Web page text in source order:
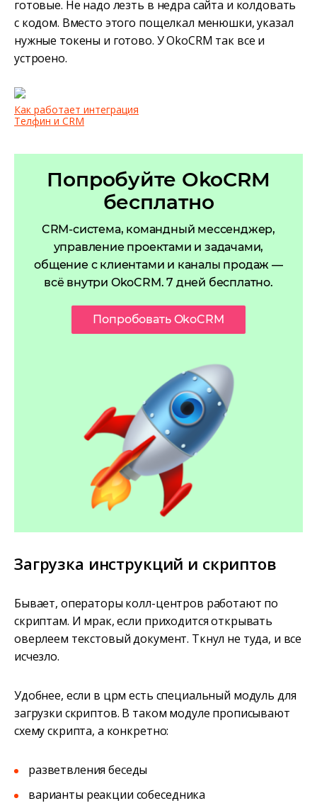
готовые. Не надо лезть в недра сайта и колдовать
с кодом. Вместо этого пощелкал менюшки, указал
нужные токены и готово. У OkoCRM так все и
устроено.
Как работает интеграция
Телфин и CRM
Попробуйте OkoCRM
бесплатно
CRM-система, командный мессенджер,
управление проектами и задачами,
общение с клиентами и каналы продаж —
всё внутри OkoCRM. 7 дней бесплатно.
Попробовать OkoCRM
Загрузка инструкций и скриптов
Бывает, операторы колл-центров работают по
скриптам. И мрак, если приходится открывать
оверлеем текстовый документ. Ткнул не туда, и все
исчезло.
Удобнее, если в црм есть специальный модуль для
загрузки скриптов. В таком модуле прописывают
схему скрипта, а конкретно:
разветвления беседы
варианты реакции собеседника